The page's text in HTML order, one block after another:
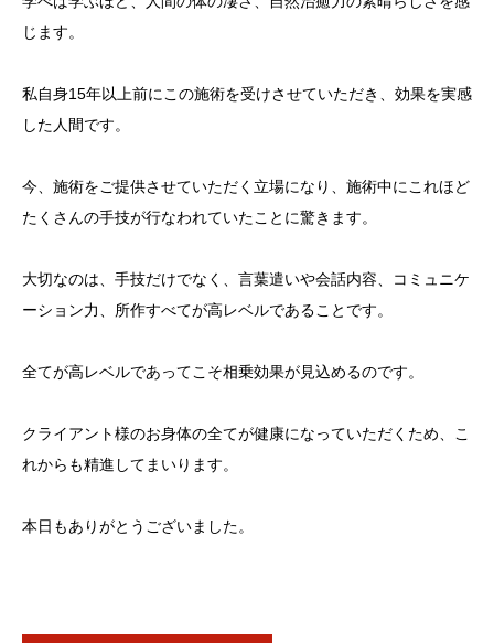
じます。
私自身15年以上前にこの施術を受けさせていただき、効果を実感
した人間です。
今、施術をご提供させていただく立場になり、施術中にこれほど
たくさんの手技が行なわれていたことに驚きます。
大切なのは、手技だけでなく、言葉遣いや会話内容、コミュニケ
ーション力、所作すべてが高レベルであることです。
全てが高レベルであってこそ相乗効果が見込めるのです。
クライアント様のお身体の全てが健康になっていただくため、こ
れからも精進してまいります。
本日もありがとうございました。